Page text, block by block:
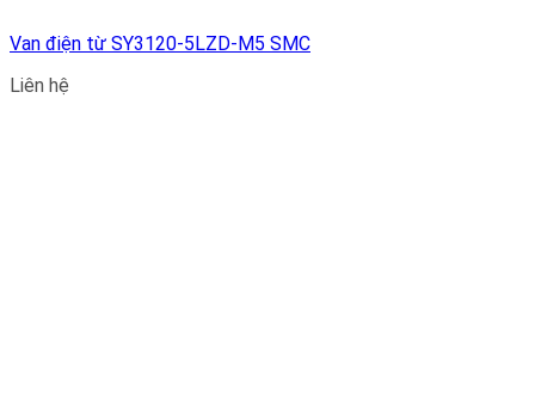
Van điện từ SY3120-5LZD-M5 SMC
Liên hệ